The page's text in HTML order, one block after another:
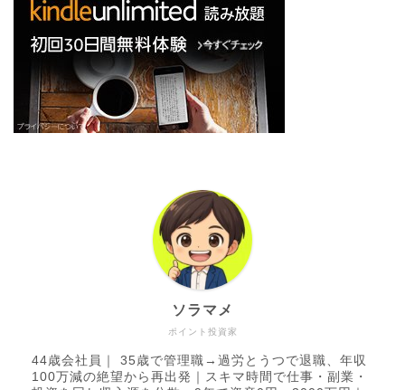
ポイント投資家
ソラマメ
44歳会社員｜ 35歳で管理職→過労とうつで退職、年収
100万減の絶望から再出発｜スキマ時間で仕事・副業・